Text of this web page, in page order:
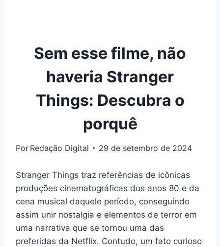
Sem esse filme, não
haveria Stranger
Things: Descubra o
porquê
Por Redação Digital 29 de setembro de 2024
Stranger Things traz referências de icônicas
produções cinematográficas dos anos 80 e da
cena musical daquele período, conseguindo
assim unir nostalgia e elementos de terror em
uma narrativa que se tornou uma das
preferidas da Netflix. Contudo, um fato curioso